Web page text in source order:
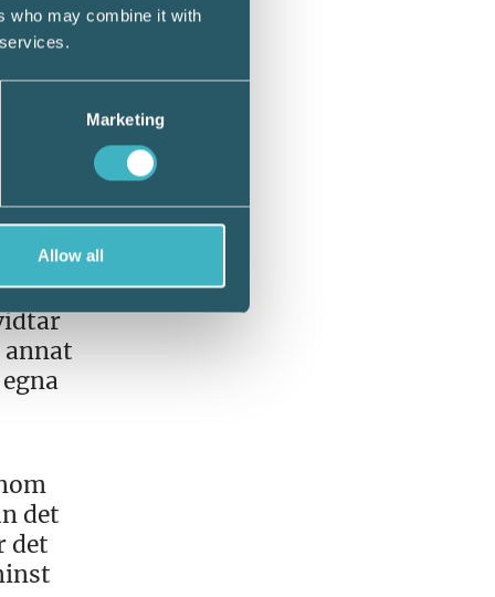
who may combine it with
Marketing
Allow all
det
det